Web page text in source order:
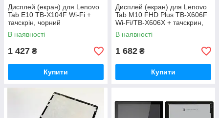
Дисплей (екран) для Lenovo
Tab E10 TB-X104F Wi-Fi +
тачскрін, чорний
В наявності
1 427 ₴
Купити
Дисплей (екран) для Lenovo
Tab M10 FHD Plus TB-X606F
Wi-Fi/TB-X606X + тачскрин,
чорний, оригінал (64) p/n:
В наявності
1 682 ₴
Купити